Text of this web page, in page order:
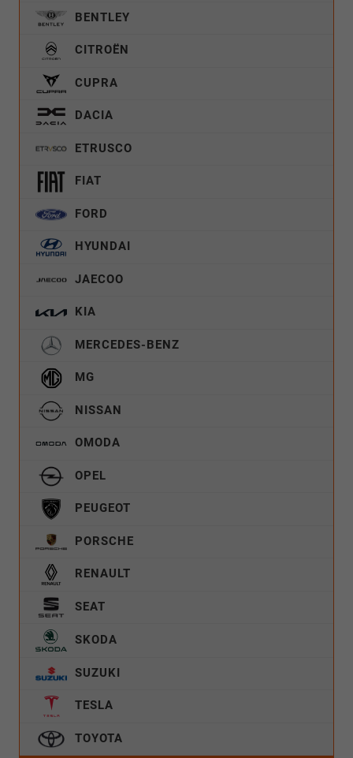
BENTLEY
CITROËN
CUPRA
DACIA
ETRUSCO
FIAT
FORD
HYUNDAI
JAECOO
KIA
MERCEDES-BENZ
MG
NISSAN
OMODA
OPEL
PEUGEOT
PORSCHE
RENAULT
SEAT
SKODA
SUZUKI
TESLA
TOYOTA